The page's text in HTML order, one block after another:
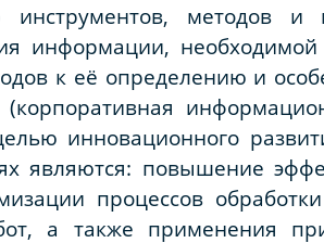
инструментов, методов и
информации,
к её определению и
инновационного
являются: повышение
процессов
а также применения